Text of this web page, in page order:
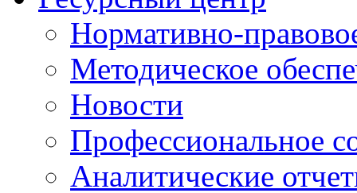
Нормативно-
Методическое
Новости
Профессиональное
Аналитические